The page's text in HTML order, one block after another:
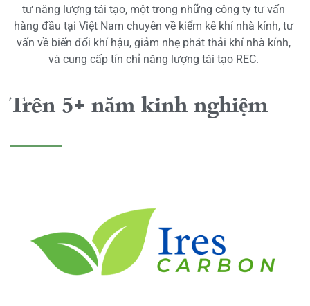
tư năng lượng tái tạo, một trong những công ty tư vấn
hàng đầu tại Việt Nam chuyên về kiểm kê khí nhà kính, tư
vấn về biến đổi khí hậu, giảm nhẹ phát thải khí nhà kính,
và cung cấp tín chỉ năng lượng tái tạo REC.
Trên 5+ năm kinh nghiệm